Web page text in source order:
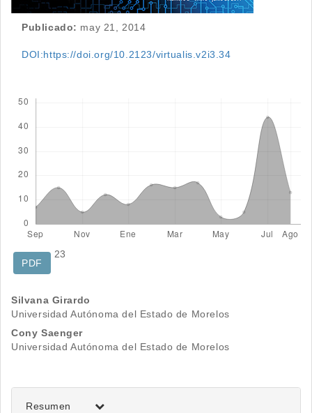
Publicado: may 21, 2014
DOI:https://doi.org/10.2123/virtualis.v2i3.34
23
PDF
Contenido
principal
del
Silvana Girardo
Universidad Autónoma del Estado de Morelos
Cony Saenger
Universidad Autónoma del Estado de Morelos
Resumen